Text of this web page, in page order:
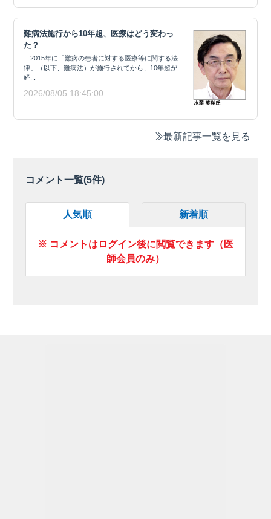
難病法施行から10年超、医療はどう変わっ
た？
2015年に「難病の患者に対する医療等に関する法
律」（以下、難病法）が施行されてから、10年超が
経...
2026/08/05 18:45:00
最新記事一覧を見る
コメント一覧(5件)
人気順 新着順
※ コメントはログイン後に閲覧できます（医
師会員のみ）